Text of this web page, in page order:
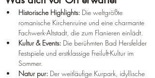
Historische Highlights: Die weltgrößte
romanische Kirchenruine und eine charmante
Fachwerk-Altstadt, die zum Flanieren einlädt.
Kultur & Events: Die berühmten Bad Hersfelder
Festspiele und erstklassige Freiluft-Kultur im
Sommer.
Natur pur: Der weitläufige Kurpark, idyllische